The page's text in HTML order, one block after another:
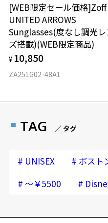
再入荷お知らせメール
にご提示いだければ、初回に限り
タッフにご提示ください。
商品発送から6か月を過ぎた場合
ル】のご提示が無かった場合、レ
円(税込)を頂戴いたしますので、
[WEB限定セール価格]Zoff
UNITED ARROWS
Sunglasses(度なし調光レ
ズ搭載)(WEB限定商品)
¥ 10,850
ZA251G02-48A1
TAG ／ タグ
# UNISEX # ボスト
# ～￥5500 #